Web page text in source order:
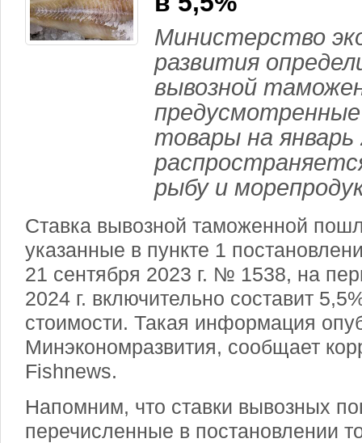
Министерство
развития
вывозной
товары на
рыбу и
Ставка вывозной таможенной
указанные в пункте 1
21 сентября 2023 г. № 1538, на
2024 г. включительно составит
стоимости. Такая информация
Минэкономразвития, сообщает
Fishnews.
Напомним, что ставки вывозных
перечисленные в постановлении